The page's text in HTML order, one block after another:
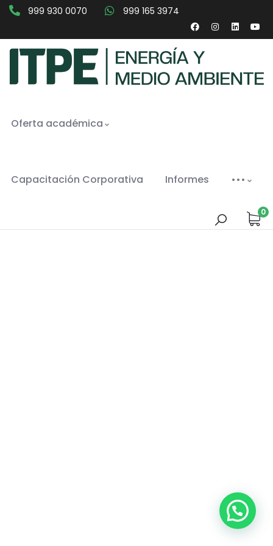
999 930 0070 999 165 3974
Oferta académica
Capacitación Corporativa Informes •••
0